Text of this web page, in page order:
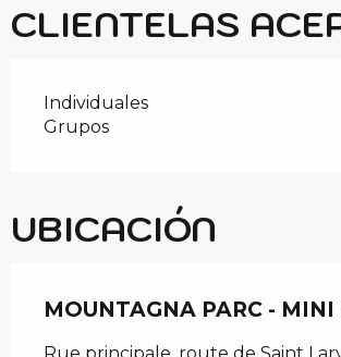
CLIENTELAS
Individuales
Grupos
UBICACIÓN
MOUNTAGNA PARC - MINI